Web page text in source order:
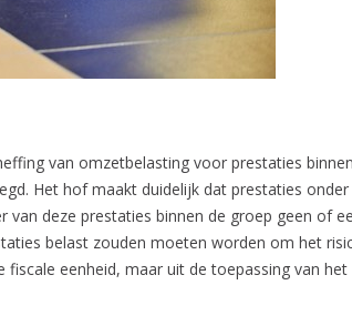
van omzetbelasting voor prestaties
Het hof maakt duidelijk dat prestaties
deze prestaties binnen de groep geen of
belast zouden moeten worden om het
eenheid, maar uit de toepassing van